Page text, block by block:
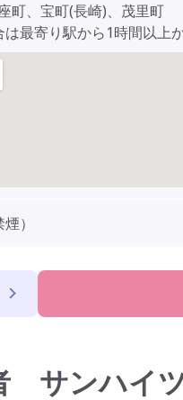
町、宝町(長崎)、茂里町
最寄り駅から1時間以上
）
サンハイ